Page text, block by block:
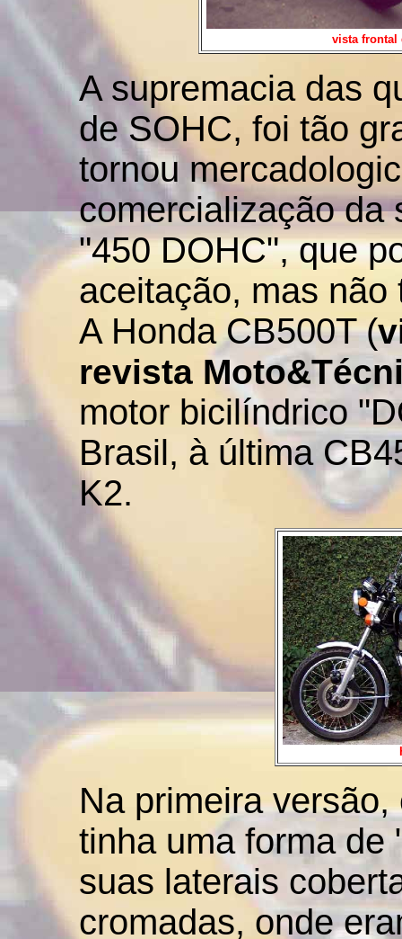
vista frontal
A supremacia das
de SOHC, foi tão
tornou
comercialização da
"450 DOHC", que
aceitação, mas não
A Honda CB500T(
revista
motor bicilíndrico
Brasil, à última
K2.
Na primeira
tinha uma forma de
suas laterais
cromadas, onde